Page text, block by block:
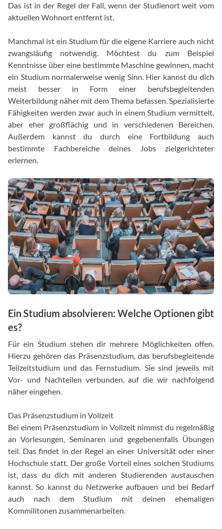
Das ist in der Regel der Fall, wenn der Studienort weit vom
aktuellen Wohnort entfernt ist.
Manchmal ist ein Studium für die eigene Karriere auch nicht
zwangsläufig notwendig. Möchtest du zum Beispiel
Kenntnisse über eine bestimmte Maschine gewinnen, macht
ein Studium normalerweise wenig Sinn. Hier kannst du dich
meist besser in Form einer berufsbegleitenden
Weiterbildung näher mit dem Thema befassen. Spezialisierte
Fähigkeiten werden zwar auch in einem Studium vermittelt,
aber eher großflächig und in verschiedenen Bereichen.
Außerdem kannst du durch eine Fortbildung auch
bestimmte Fachbereiche deines Jobs zielgerichteter
erlernen.
Ein Studium absolvieren: Welche Optionen gibt
es?
Für ein Studium stehen dir mehrere Möglichkeiten offen.
Hierzu gehören das Präsenzstudium, das berufsbegleitende
Teilzeitstudium und das Fernstudium. Sie sind jeweils mit
Vor- und Nachteilen verbunden, auf die wir nachfolgend
näher eingehen.
Das Präsenzstudium in Vollzeit
Bei einem Präsenzstudium in Vollzeit nimmst du regelmäßig
an Vorlesungen, Seminaren und gegebenenfalls Übungen
teil. Das findet in der Regel an einer Universität oder einer
Hochschule statt. Der große Vorteil eines solchen Studiums
ist, dass du dich mit anderen Studierenden austauschen
kannst. So kannst du Netzwerke aufbauen und bei Bedarf
auch nach dem Studium mit deinen ehemaligen
Kommilitonen zusammenarbeiten.